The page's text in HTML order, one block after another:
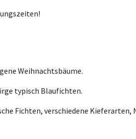
Weihnachtsbäume.
typisch Blaufichten.
Fichten, verschiedene